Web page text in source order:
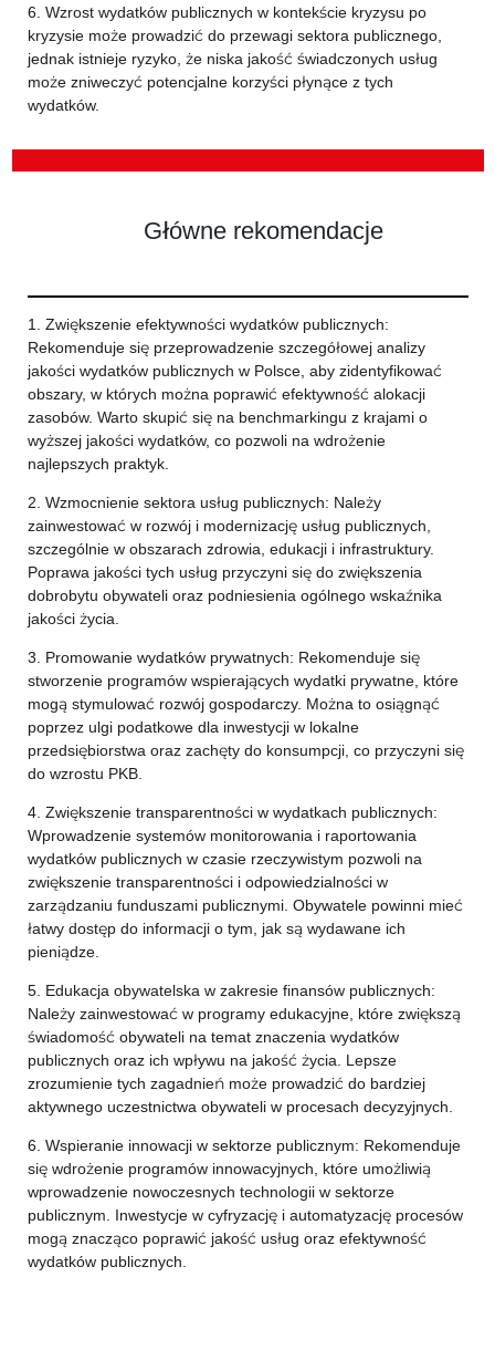
6. Wzrost wydatków publicznych w kontekście kryzysu po
kryzysie może prowadzić do przewagi sektora publicznego,
jednak istnieje ryzyko, że niska jakość świadczonych usług
może zniweczyć potencjalne korzyści płynące z tych
wydatków.
Główne rekomendacje
1. Zwiększenie efektywności wydatków publicznych:
Rekomenduje się przeprowadzenie szczegółowej analizy
jakości wydatków publicznych w Polsce, aby zidentyfikować
obszary, w których można poprawić efektywność alokacji
zasobów. Warto skupić się na benchmarkingu z krajami o
wyższej jakości wydatków, co pozwoli na wdrożenie
najlepszych praktyk.
2. Wzmocnienie sektora usług publicznych: Należy
zainwestować w rozwój i modernizację usług publicznych,
szczególnie w obszarach zdrowia, edukacji i infrastruktury.
Poprawa jakości tych usług przyczyni się do zwiększenia
dobrobytu obywateli oraz podniesienia ogólnego wskaźnika
jakości życia.
3. Promowanie wydatków prywatnych: Rekomenduje się
stworzenie programów wspierających wydatki prywatne, które
mogą stymulować rozwój gospodarczy. Można to osiągnąć
poprzez ulgi podatkowe dla inwestycji w lokalne
przedsiębiorstwa oraz zachęty do konsumpcji, co przyczyni się
do wzrostu PKB.
4. Zwiększenie transparentności w wydatkach publicznych:
Wprowadzenie systemów monitorowania i raportowania
wydatków publicznych w czasie rzeczywistym pozwoli na
zwiększenie transparentności i odpowiedzialności w
zarządzaniu funduszami publicznymi. Obywatele powinni mieć
łatwy dostęp do informacji o tym, jak są wydawane ich
pieniądze.
5. Edukacja obywatelska w zakresie finansów publicznych:
Należy zainwestować w programy edukacyjne, które zwiększą
świadomość obywateli na temat znaczenia wydatków
publicznych oraz ich wpływu na jakość życia. Lepsze
zrozumienie tych zagadnień może prowadzić do bardziej
aktywnego uczestnictwa obywateli w procesach decyzyjnych.
6. Wspieranie innowacji w sektorze publicznym: Rekomenduje
się wdrożenie programów innowacyjnych, które umożliwią
wprowadzenie nowoczesnych technologii w sektorze
publicznym. Inwestycje w cyfryzację i automatyzację procesów
mogą znacząco poprawić jakość usług oraz efektywność
wydatków publicznych.